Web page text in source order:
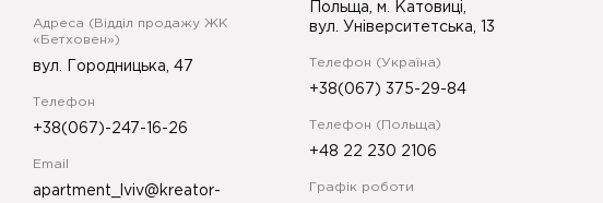
Адреса (Відділ продажу ЖК
«Бетховен»)
вул. Городницька, 47
Телефон
+38(067)-247-16-26
Email
apartment_lviv@kreator-
Польща, м. Катовиці,
вул. Університетська, 13
Телефон (Україна)
+38(067) 375-29-84
Телефон (Польща)
+48 22 230 2106
Графік роботи